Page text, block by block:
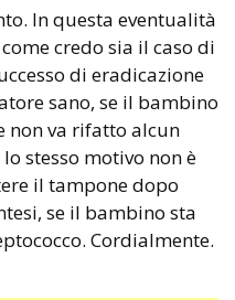
In questa eventualità
credo sia il caso di
di eradicazione
sano, se il bambino
non va rifatto alcun
stesso motivo non è
il tampone dopo
se il bambino sta
Cordialmente.